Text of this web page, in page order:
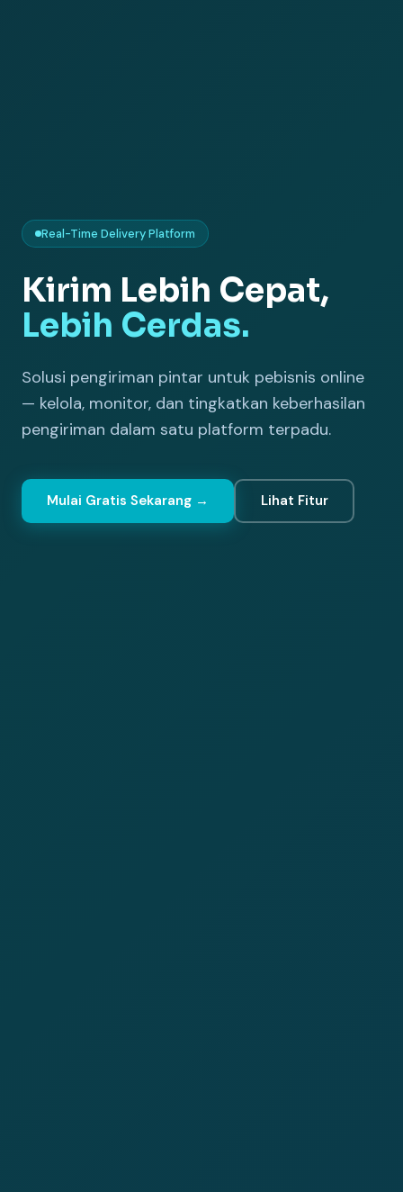
Real-Time Delivery Platform
Kirim Lebih Cepat,
Lebih Cerdas.
Solusi pengiriman pintar untuk pebisnis online
— kelola, monitor, dan tingkatkan keberhasilan
pengiriman dalam satu platform terpadu.
Mulai Gratis Sekarang → Lihat Fitur